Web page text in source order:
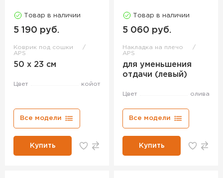
Товар в наличии
5 190 руб.
Коврик под сошки
APS
50 х 23 см
Цвет койот
Все модели
Купить
Товар в наличии
5 060 руб.
Накладка на плечо
APS
для уменьшения
отдачи (левый)
Цвет олива
Все модели
Купить